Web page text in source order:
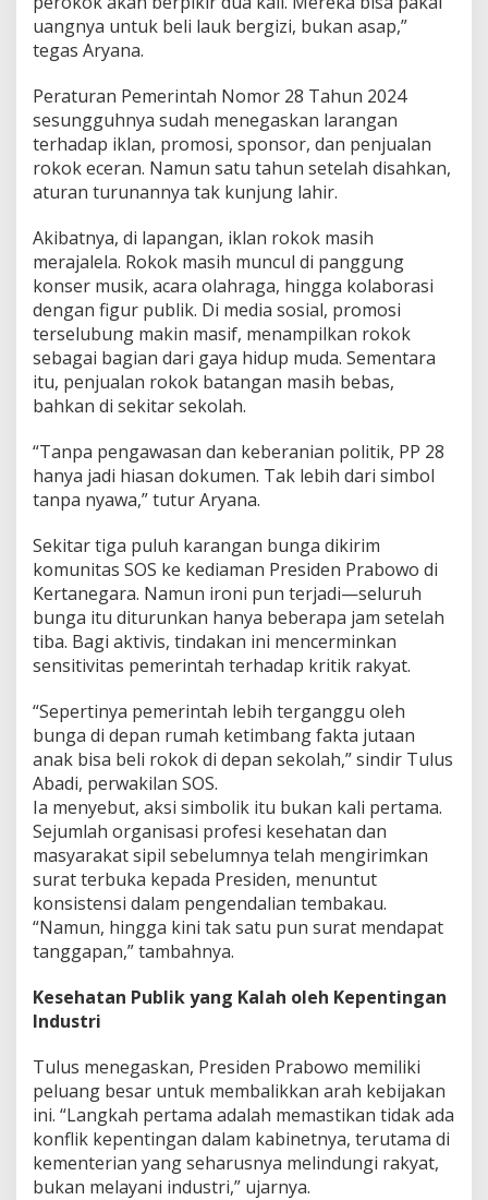
uangnya untuk beli lauk bergizi, bukan asap,”
tegas Aryana.
Peraturan Pemerintah Nomor 28 Tahun 2024
sesungguhnya sudah menegaskan larangan
terhadap iklan, promosi, sponsor, dan penjualan
rokok eceran. Namun satu tahun setelah disahkan,
aturan turunannya tak kunjung lahir.
Akibatnya, di lapangan, iklan rokok masih
merajalela. Rokok masih muncul di panggung
konser musik, acara olahraga, hingga kolaborasi
dengan figur publik. Di media sosial, promosi
terselubung makin masif, menampilkan rokok
sebagai bagian dari gaya hidup muda. Sementara
itu, penjualan rokok batangan masih bebas,
bahkan di sekitar sekolah.
“Tanpa pengawasan dan keberanian politik, PP 28
hanya jadi hiasan dokumen. Tak lebih dari simbol
tanpa nyawa,” tutur Aryana.
Sekitar tiga puluh karangan bunga dikirim
komunitas SOS ke kediaman Presiden Prabowo di
Kertanegara. Namun ironi pun terjadi—seluruh
bunga itu diturunkan hanya beberapa jam setelah
tiba. Bagi aktivis, tindakan ini mencerminkan
sensitivitas pemerintah terhadap kritik rakyat.
“Sepertinya pemerintah lebih terganggu oleh
bunga di depan rumah ketimbang fakta jutaan
anak bisa beli rokok di depan sekolah,” sindir Tulus
Abadi, perwakilan SOS.
Ia menyebut, aksi simbolik itu bukan kali pertama.
Sejumlah organisasi profesi kesehatan dan
masyarakat sipil sebelumnya telah mengirimkan
surat terbuka kepada Presiden, menuntut
konsistensi dalam pengendalian tembakau.
“Namun, hingga kini tak satu pun surat mendapat
tanggapan,” tambahnya.
Kesehatan Publik yang Kalah oleh Kepentingan
Industri
Tulus menegaskan, Presiden Prabowo memiliki
peluang besar untuk membalikkan arah kebijakan
ini. “Langkah pertama adalah memastikan tidak ada
konflik kepentingan dalam kabinetnya, terutama di
kementerian yang seharusnya melindungi rakyat,
bukan melayani industri,” ujarnya.